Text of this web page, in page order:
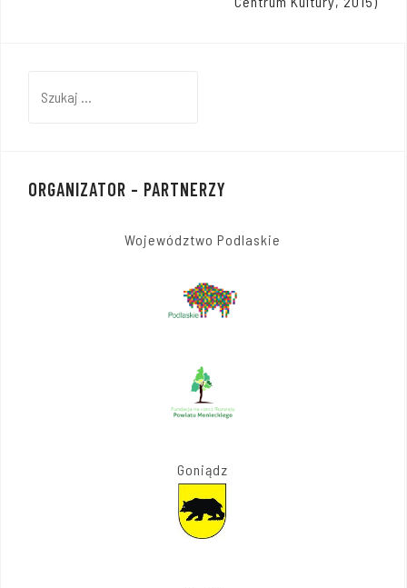
ORGANIZATOR – PARTNERZY
Województwo Podlaskie
Goniądz